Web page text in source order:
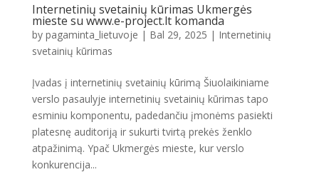
Internetinių svetainių kūrimas Ukmergės
mieste su www.e-project.lt komanda
by pagaminta_lietuvoje | Bal 29, 2025 | Internetinių
svetainių kūrimas
Įvadas į internetinių svetainių kūrimą Šiuolaikiniame
verslo pasaulyje internetinių svetainių kūrimas tapo
esminiu komponentu, padedančiu įmonėms pasiekti
platesnę auditoriją ir sukurti tvirtą prekės ženklo
atpažinimą. Ypač Ukmergės mieste, kur verslo
konkurencija...